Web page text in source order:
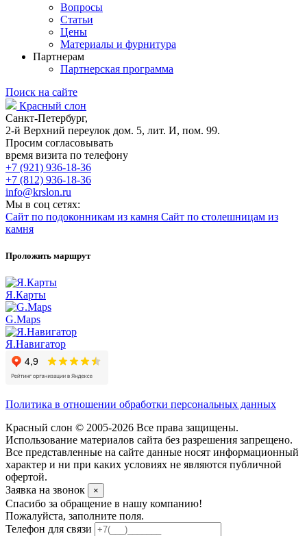
Вопросы
Статьи
Цены
Материалы и фурнитура
Партнерам
Партнерская программа
Поиск на сайте
Красный слон
Санкт-Петербург,
2-й Верхний переулок дом. 5, лит. И, пом. 99.
Просим согласовывать
время визита по телефону
+7 (921) 936-18-36
+7 (812) 936-18-36
info@krslon.ru
Мы в соц сетях:
Сайт по подоконникам из камня Сайт по столешницам из
камня
Проложить маршрут
Я.Карты
G.Maps
Я.Навигатор
Политика в отношении обработки персональных данных
Красный слон © 2005-2026 Все права защищены.
Использование материалов сайта без разрешения запрещено.
Все представленные на сайте данные носят информационный
характер и ни при каких условиях не являются публичной
офертой.
Заявка на звонок
×
Спасибо за обращение в нашу компанию!
Пожалуйста, заполните поля.
Телефон для связи